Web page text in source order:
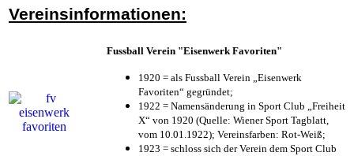
Vereinsinformationen:
Fussball Verein "Eisenwerk Favoriten"
1920 = als Fussball Verein „Eisenwerk
Favoriten“ gegründet;
1922 = Namensänderung in Sport Club „Freiheit
X“ von 1920 (Quelle: Wiener Sport Tagblatt,
vom 10.01.1922); Vereinsfarben: Rot-Weiß;
1923 = schloss sich der Verein dem Sport Club